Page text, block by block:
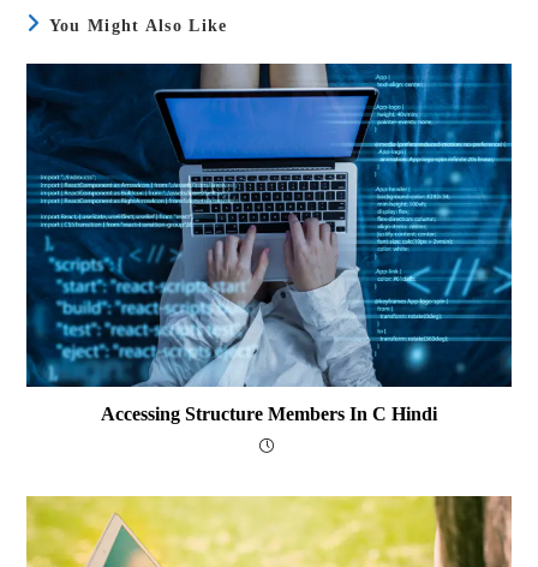
You Might Also Like
Accessing Structure Members In C Hindi